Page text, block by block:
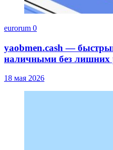
eurorum 0
yaobmen.cash —
наличными без лишних
18 мая 2026